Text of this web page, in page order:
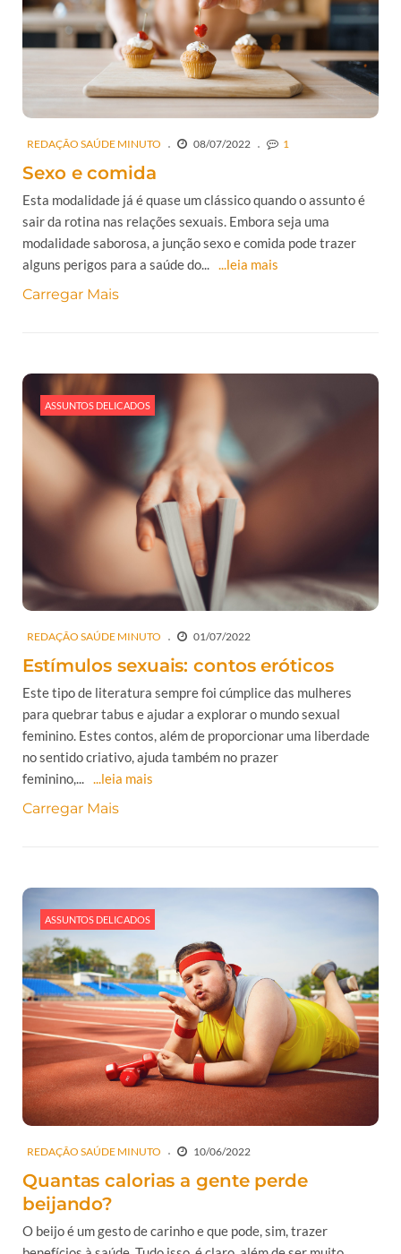
REDAÇÃO SAÚDE MINUTO 08/07/2022 1
Sexo e comida
Esta modalidade já é quase um clássico quando o assunto é
sair da rotina nas relações sexuais. Embora seja uma
modalidade saborosa, a junção sexo e comida pode trazer
alguns perigos para a saúde do... ...leia mais
Carregar Mais
ASSUNTOS DELICADOS
REDAÇÃO SAÚDE MINUTO 01/07/2022
Estímulos sexuais: contos eróticos
Este tipo de literatura sempre foi cúmplice das mulheres
para quebrar tabus e ajudar a explorar o mundo sexual
feminino. Estes contos, além de proporcionar uma liberdade
no sentido criativo, ajuda também no prazer
feminino,... ...leia mais
Carregar Mais
ASSUNTOS DELICADOS
REDAÇÃO SAÚDE MINUTO 10/06/2022
Quantas calorias a gente perde
beijando?
O beijo é um gesto de carinho e que pode, sim, trazer